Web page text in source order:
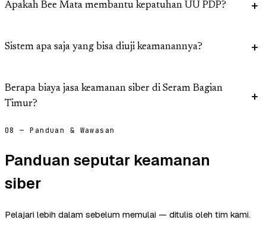
Apakah Bee Mata membantu kepatuhan UU PDP?
Sistem apa saja yang bisa diuji keamanannya?
Berapa biaya jasa keamanan siber di Seram Bagian
Timur?
08 — Panduan & Wawasan
Panduan seputar keamanan
siber
Pelajari lebih dalam sebelum memulai — ditulis oleh tim kami.